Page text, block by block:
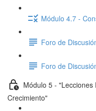
Módulo 4.7 -
Foro de
Foro de
Módulo 5 -
Crecimiento"